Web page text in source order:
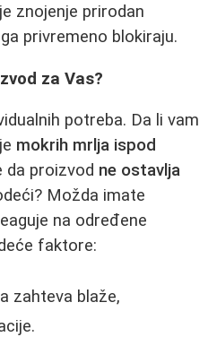
znojenje prirodan
privremeno blokiraju.
za Vas?
potreba. Da li vam
mokrih mrlja ispod
da proizvod ne ostavlja
Možda imate
na određene
faktore:
zahteva blaže,